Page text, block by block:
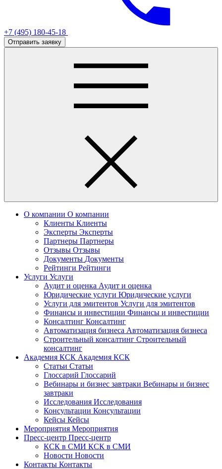
+7 (495) 180-45-18
Отправить заявку
О компании О компании
Клиенты Клиенты
Эксперты Эксперты
Партнеры Партнеры
Отзывы Отзывы
Документы Документы
Рейтинги Рейтинги
Услуги Услуги
Аудит и оценка Аудит и оценка
Юридические услуги Юридические услуги
Услуги для эмитентов Услуги для эмитентов
Финансы и инвестиции Финансы и инвестиции
Консалтинг Консалтинг
Автоматизация бизнеса Автоматизация бизнеса
Строительный консалтинг Строительный
консалтинг
Академия КСК Академия КСК
Статьи Статьи
Глоссарий Глоссарий
Вебинары и бизнес завтраки Вебинары и бизнес
завтраки
Исследования Исследования
Консультации Консультации
Кейсы Кейсы
Мероприятия Мероприятия
Пресс-центр Пресс-центр
КСК в СМИ КСК в СМИ
Новости Новости
Контакты Контакты